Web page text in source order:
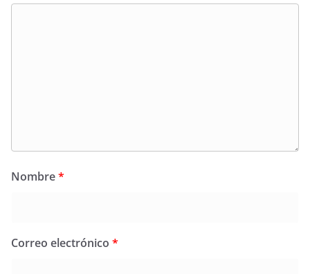
Nombre*
Correo electrónico *